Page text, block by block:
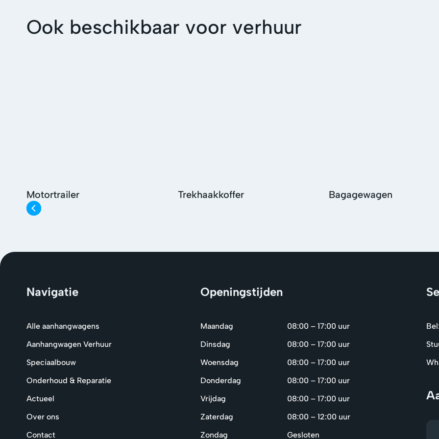
Ook beschikbaar voor verhuur
Motortrailer Trekhaakkoffer Bagagewagen
Navigatie
Alle aanhangwagens
Aanhangwagen Verhuur
Speciaalbouw
Onderhoud & Reparatie
Actueel
Over ons
Contact
Openingstijden
Maandag
Dinsdag
Woensdag
Donderdag
Vrijdag
Zaterdag
Zondag
08:00 – 17:00 uur
08:00 – 17:00 uur
08:00 – 17:00 uur
08:00 – 17:00 uur
08:00 – 17:00 uur
08:00 – 12:00 uur
Gesloten